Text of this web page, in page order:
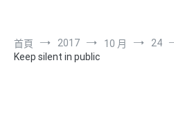
首頁 2017 10 月 24
Keep silent in public